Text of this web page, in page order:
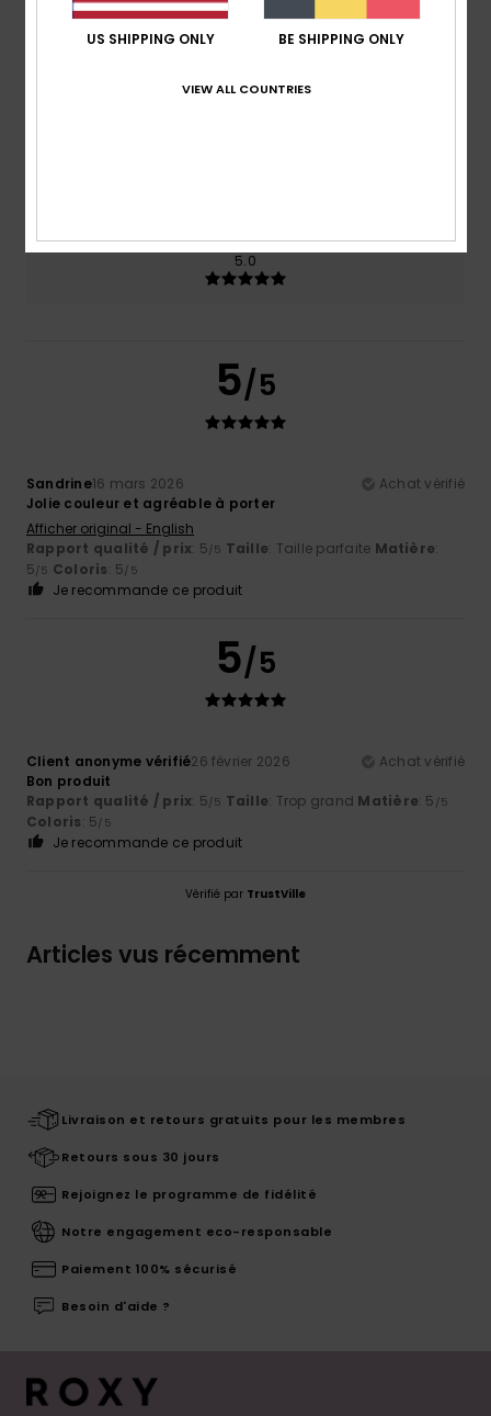
100% de nos clients recommandent ce produit
Coloris
5.0
5/5
Sandrine16 mars 2026
Achat vérifié
Jolie couleur et agréable à porter
Afficher original - English
Rapport qualité / prix: 5/5 Taille: Taille parfaite Matière:
5/5 Coloris: 5/5
Je recommande ce produit
5/5
Client anonyme vérifié26 février 2026
Achat vérifié
Bon produit
Rapport qualité / prix: 5/5 Taille: Trop grand Matière: 5 /5
Coloris: 5/5
Je recommande ce produit
Vérifié par TrustVille
Articles vus récemment
Livraison et retours gratuits pour les membres
Retours sous 30 jours
Rejoignez le programme de fidélité
Notre engagement eco-responsable
Paiement 100% sécurisé
Besoin d'aide ?
US SHIPPING ONLY BE SHIPPING ONLY
VIEW ALL COUNTRIES